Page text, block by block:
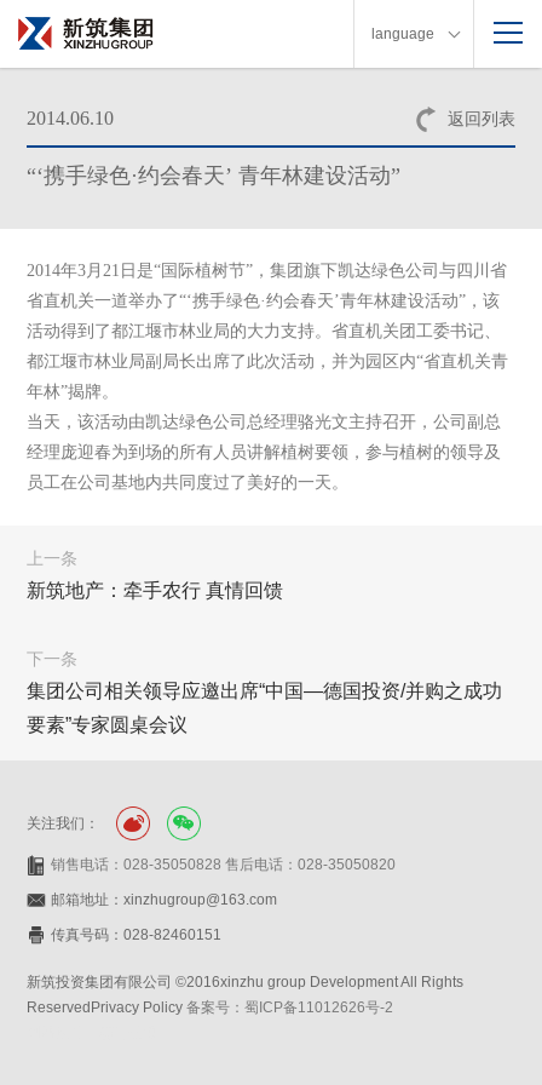
language
返回列表
2014.06.10
“‘携手绿色·约会春天’ 青年林建设活动”
2014年3月21 日是“国际植树节”，集团旗下凯达绿色公司与四川省
省直机关一道举办了“‘携手绿色·约会春天’青年林建设活动” ，该
活动得到了都江堰市林业局的大力支持。省直机关团工委书记、
都江堰市林业局副局长出席了此次活动，并为园区内“省直机关青
年林”揭牌。
当天，该活动由凯达绿色公司总经理骆光文主持召开，公司副总
经理庞迎春为到场的所有人员讲解植树要领，参与植树的领导及
员工在公司基地内共同度过了美好的一天。
上一条
新筑地产：牵手农行 真情回馈
下一条
集团公司相关领导应邀出席“中国—德国投资/并购之成功
要素”专家圆桌会议
关注我们：
销售电话：028-35050828 售后电话：028-35050820
邮箱地址：xinzhugroup@163.com
传真号码：028-82460151
新筑投资集团有限公司 ©2016xinzhu group Development All Rights
ReservedPrivacy Policy备案号：蜀ICP备11012626号-2